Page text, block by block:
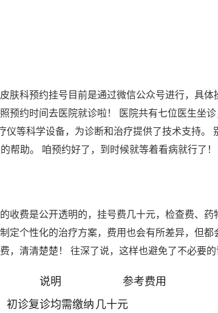
肤科预约挂号目前是通过微信公众号进行，具
预约时间去医院就诊啦！ 医院共有七位医生坐
等科学设备，为诊断和治疗提供了技术支持。
帮助。 咱预约好了，到时候就等着看病就行了！
收费是公开透明的，挂号费几十元，检查费、药
定个性化的治疗方案，费用也会有所差异，但
，清清楚楚！ 往深了说，这样也避免了不必要的
说明
参考费用
初诊复诊均需缴纳 几十元